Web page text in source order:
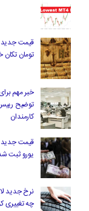
تومان تکان
خبر مهم
توضیح
کارمندان
یورو ثبت
نرخ جدید
چه تغییری